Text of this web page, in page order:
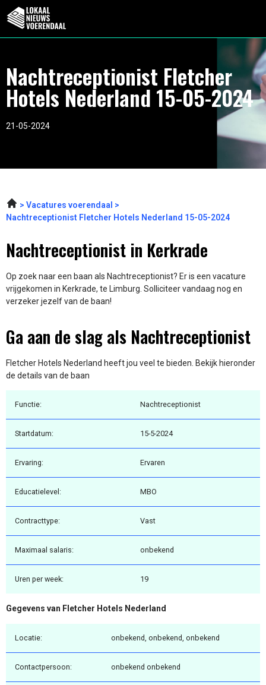
Nachtreceptionist Fletcher
Hotels Nederland 15-05-2024
21-05-2024
Vacatures voerendaal
Nachtreceptionist Fletcher Hotels Nederland 15-05-2024
Nachtreceptionist in Kerkrade
Op zoek naar een baan als Nachtreceptionist? Er is een vacature
vrijgekomen in Kerkrade, te Limburg. Solliciteer vandaag nog en
verzeker jezelf van de baan!
Ga aan de slag als Nachtreceptionist
Fletcher Hotels Nederland heeft jou veel te bieden. Bekijk hieronder
de details van de baan
Functie: Nachtreceptionist
Startdatum: 15-5-2024
Ervaring: Ervaren
Educatielevel: MBO
Contracttype: Vast
Maximaal salaris: onbekend
Uren per week: 19
Gegevens van Fletcher Hotels Nederland
Locatie: onbekend, onbekend, onbekend
Contactpersoon: onbekend onbekend